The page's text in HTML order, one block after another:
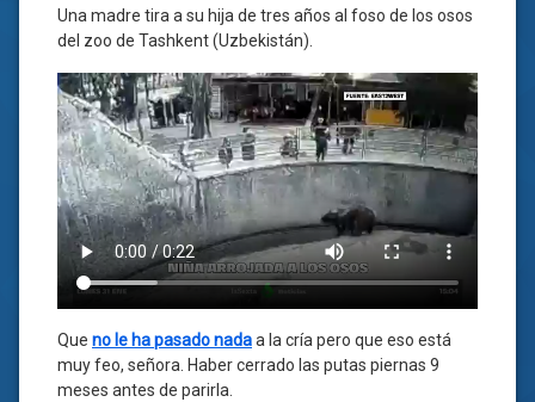
Una madre tira a su hija de tres años al foso de los osos
del zoo de Tashkent (Uzbekistán).
Que no le ha pasado nadaa la cría pero que eso está
muy feo, señora. Haber cerrado las putas piernas 9
meses antes de parirla.